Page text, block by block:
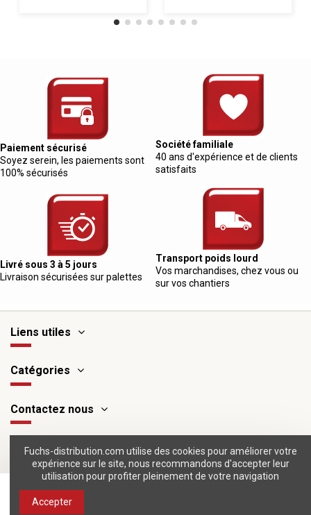
Paiement sécurisé
Soyez serein, les paiements sont
100% sécurisés
Société familiale
40 ans d'expérience et de clients
satisfaits
Livré sous 3 à 5 jours
Livraison sécurisées sur palettes
Transport poids lourd
Vos marchandises, chez vous ou
sur vos chantiers
Liens utiles
Catégories
Contactez nous
Suivez-nous
Fuchs-distribution.com utilise des cookies pour améliorer votre
expérience sur le site, nous recommandons d'accepter leur
utilisation pour profiter pleinement de votre navigation
Accepter